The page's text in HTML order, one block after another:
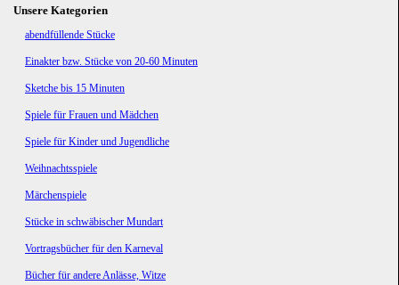
Unsere Kategorien
Navigation
abendfüllende Stücke
Einakter bzw. Stücke von 20-60 Minuten
Sketche bis 15 Minuten
Spiele für Frauen und Mädchen
Spiele für Kinder und Jugendliche
Weihnachtsspiele
Märchenspiele
Stücke in schwäbischer Mundart
Vortragsbücher für den Karneval
Bücher für andere Anlässe, Witze